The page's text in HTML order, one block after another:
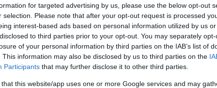
for targeted advertising by us, please use the below opt-out
selection. Please note that after your opt-out request is processed
interest-based ads based on personal information utilized by us
to third parties prior to your opt-out. You may separately
of your personal information by third parties on the IAB’s list of
This information may also be disclosed by us to third parties on the
Participants that may further disclose it to other third parties.
that this website/app uses one or more Google services and may
fiatal művészeket elismerő Barcsay Jenő-
Egyetemen, a szentendrei Ferenczy
Flowcímű önálló kiállítását a budapesti L Art Open
megfigyelésein alapszik. Festészetében a
foglalkoztatja, emellett performatív műveket is